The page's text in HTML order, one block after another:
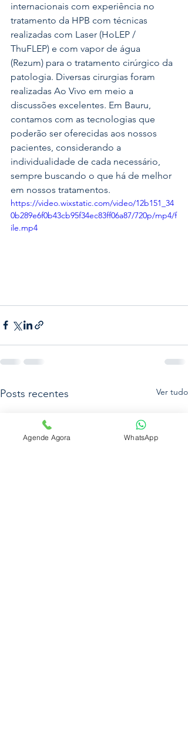
internacionais com experiência no
tratamento da HPB com técnicas
realizadas com Laser (HoLEP /
ThuFLEP) e com vapor de água
(Rezum) para o tratamento cirúrgico da
patologia. Diversas cirurgias foram
realizadas Ao Vivo em meio a
discussões excelentes. Em Bauru,
contamos com as tecnologias que
poderão ser oferecidas aos nossos
pacientes, considerando a
individualidade de cada necessário,
sempre buscando o que há de melhor
em nossos tratamentos.
https://video.wixstatic.com/video/12b151_34
0b289e6f0b43cb95f34ec83ff06a87/720p/mp4/f
ile.mp4
Posts recentes Ver tudo
Agende Agora WhatsApp